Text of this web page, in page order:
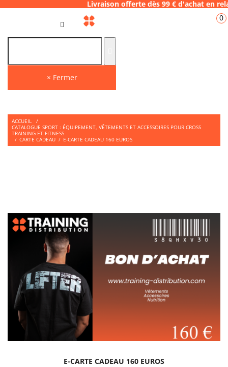
Livraison offerte dès 99 € d'achat
× Fermer
0
ACCUEIL
/
CATALOGUE SPORT : ÉQUIPEMENT, VÊTEMENTS ET ACCESSOIRES POUR CROSS
TRAINING ET FITNESS
/ CARTE CADEAU / E-CARTE CADEAU 160 EUROS
E-CARTE CADEAU 160 EUROS